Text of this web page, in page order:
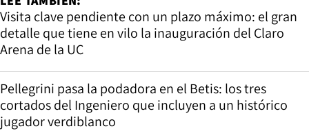
Visita clave pendiente con un plazo máximo: el gran
detalle que tiene en vilo la inauguración del Claro
Arena de la UC
Pellegrini pasa la podadora en el Betis: los tres
cortados del Ingeniero que incluyen a un histórico
jugador verdiblanco